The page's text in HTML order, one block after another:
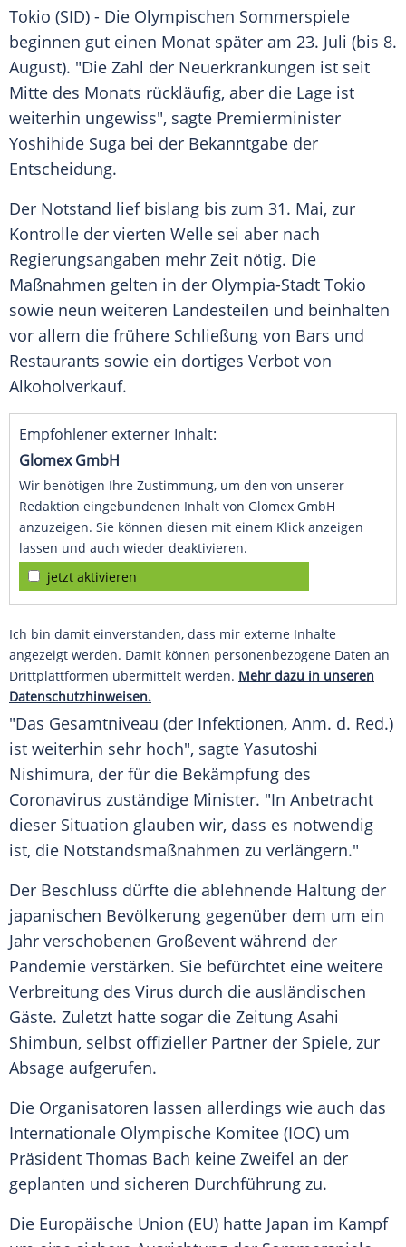
Tokio (SID) - Die Olympischen Sommerspiele
beginnen gut einen Monat später am 23. Juli (bis 8.
August). "Die Zahl der Neuerkrankungen ist seit
Mitte des Monats rückläufig, aber die Lage ist
weiterhin ungewiss", sagte Premierminister
Yoshihide Suga bei der Bekanntgabe der
Entscheidung.
Der Notstand lief bislang bis zum 31. Mai, zur
Kontrolle der vierten Welle sei aber nach
Regierungsangaben mehr Zeit nötig. Die
Maßnahmen gelten in der Olympia-Stadt Tokio
sowie neun weiteren Landesteilen und beinhalten
vor allem die frühere Schließung von Bars und
Restaurants sowie ein dortiges Verbot von
Alkoholverkauf.
Empfohlener externer Inhalt:
Glomex GmbH
Wir benötigen Ihre Zustimmung, um den von unserer
Redaktion eingebundenen Inhalt von Glomex GmbH
anzuzeigen. Sie können diesen mit einem Klick anzeigen
lassen und auch wieder deaktivieren.
jetzt aktivieren
Ich bin damit einverstanden, dass mir externe Inhalte
angezeigt werden. Damit können personenbezogene Daten an
Drittplattformen übermittelt werden. Mehr dazu in unseren
Datenschutzhinweisen.
"Das Gesamtniveau (der Infektionen, Anm. d. Red.)
ist weiterhin sehr hoch", sagte Yasutoshi
Nishimura, der für die Bekämpfung des
Coronavirus zuständige Minister. "In Anbetracht
dieser Situation glauben wir, dass es notwendig
ist, die Notstandsmaßnahmen zu verlängern."
Der Beschluss dürfte die ablehnende Haltung der
japanischen Bevölkerung gegenüber dem um ein
Jahr verschobenen Großevent während der
Pandemie verstärken. Sie befürchtet eine weitere
Verbreitung des Virus durch die ausländischen
Gäste. Zuletzt hatte sogar die Zeitung Asahi
Shimbun, selbst offizieller Partner der Spiele, zur
Absage aufgerufen.
Die Organisatoren lassen allerdings wie auch das
Internationale Olympische Komitee (IOC) um
Präsident Thomas Bach keine Zweifel an der
geplanten und sicheren Durchführung zu.
Die Europäische Union (EU) hatte Japan im Kampf